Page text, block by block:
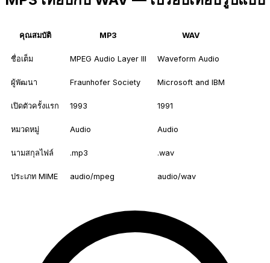
คุณสมบัติ MP3 WAV
ชื่อเต็ม MPEG Audio Layer III Waveform Audio
ผู้พัฒนา Fraunhofer Society Microsoft and IBM
เปิดตัวครั้งแรก 1993 1991
หมวดหมู่ Audio Audio
นามสกุลไฟล์ .mp3 .wav
ประเภท MIME audio/mpeg audio/wav